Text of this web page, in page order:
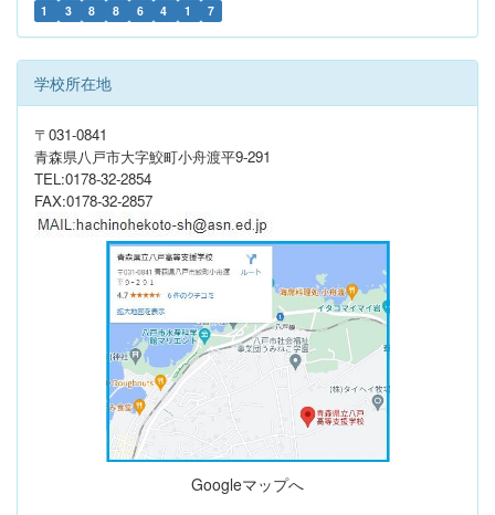
1 3 8 8 6 4 1 7
学校所在地
〒031-0841
青森県八戸市大字鮫町小舟渡平9-291
TEL:0178-32-2854
FAX:0178-32-2857
Googleマップへ